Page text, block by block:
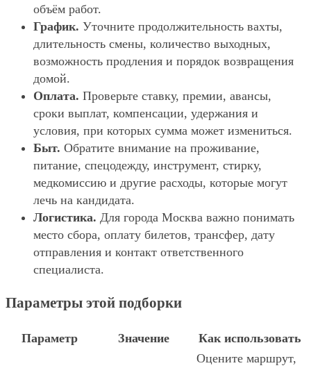
объём работ.
График. Уточните продолжительность вахты,
длительность смены, количество выходных,
возможность продления и порядок возвращения
домой.
Оплата. Проверьте ставку, премии, авансы,
сроки выплат, компенсации, удержания и
условия, при которых сумма может измениться.
Быт. Обратите внимание на проживание,
питание, спецодежду, инструмент, стирку,
медкомиссию и другие расходы, которые могут
лечь на кандидата.
Логистика. Для города Москва важно понимать
место сбора, оплату билетов, трансфер, дату
отправления и контакт ответственного
специалиста.
Параметры этой подборки
Параметр Значение Как использовать
Оцените маршрут,